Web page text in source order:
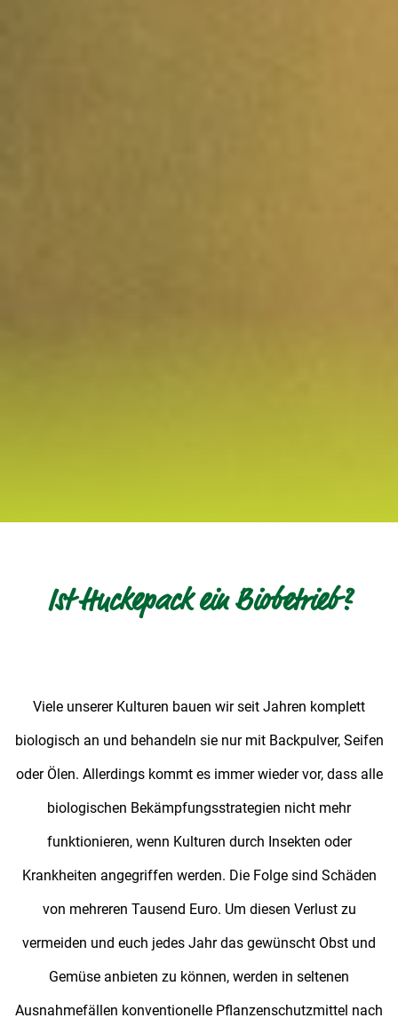
Ist Huckepack ein Biobetrieb?
Viele unserer Kulturen bauen wir seit Jahren komplett
biologisch an und behandeln sie nur mit Backpulver, Seifen
oder Ölen. Allerdings kommt es immer wieder vor, dass alle
biologischen Bekämpfungsstrategien nicht mehr
funktionieren, wenn Kulturen durch Insekten oder
Krankheiten angegriffen werden. Die Folge sind Schäden
von mehreren Tausend Euro. Um diesen Verlust zu
vermeiden und euch jedes Jahr das gewünscht Obst und
Gemüse anbieten zu können, werden in seltenen
Ausnahmefällen konventionelle Pflanzenschutzmittel nach